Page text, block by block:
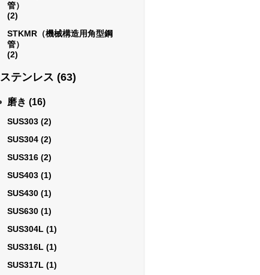
管）
(2)
STKMR（機械構造用角型鋼
管）
(2)
ステンレス (63)
磨き (16)
SUS303 (2)
SUS304 (2)
SUS316 (2)
SUS403 (1)
SUS430 (1)
SUS630 (1)
SUS304L (1)
SUS316L (1)
SUS317L (1)